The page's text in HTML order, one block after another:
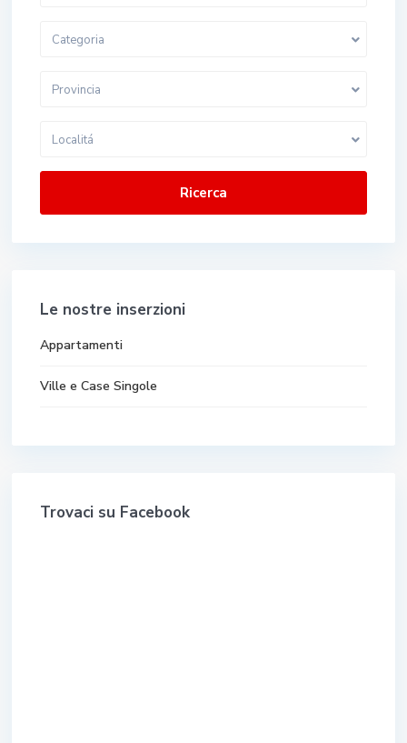
Categoria
Provincia
Localitá
Ricerca
Le nostre inserzioni
Appartamenti
Ville e Case Singole
Trovaci su Facebook